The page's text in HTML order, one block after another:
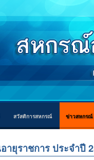
สวัสดิการสหกรณ์ ข่าวสหกรณ์
ยุราชการ ประจำปี